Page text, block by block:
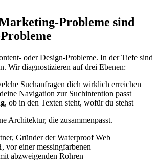
Probleme sind
oder Design-Probleme. In der Tiefe sind
Wir diagnostizieren auf drei Ebenen:
Suchanfragen dich wirklich erreichen
Navigation zur Suchintention passt
, ob in den Texten steht, wofür du stehst
Architektur, die zusammenpasst.